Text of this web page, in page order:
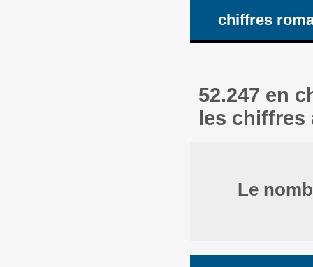
chiffres
52.247 en
les chiffres
Le